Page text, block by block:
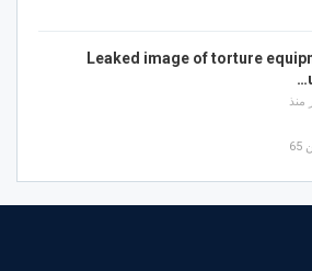
Leaked image of torture